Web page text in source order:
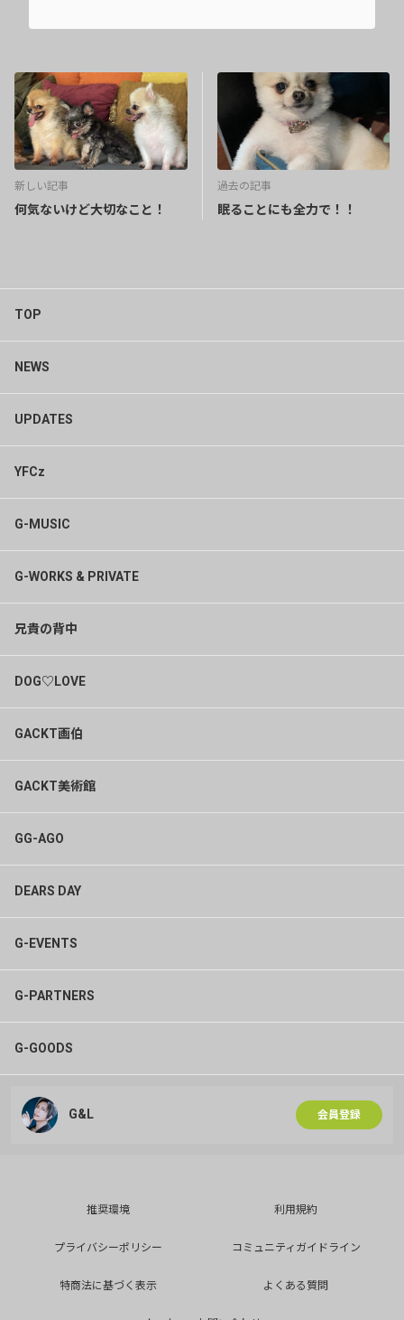
新しい記事
何気ないけど大切なこと！
過去の記事
眠ることにも全力で！！
TOP
NEWS
UPDATES
YFCz
G-MUSIC
G-WORKS & PRIVATE
兄貴の背中
DOG♡LOVE
GACKT画伯
GACKT美術館
GG-AGO
DEARS DAY
G-EVENTS
G-PARTNERS
G-GOODS
G&L 会員登録
推奨環境 利用規約
プライバシーポリシー コミュニティガイドライン
特商法に基づく表示 よくある質問